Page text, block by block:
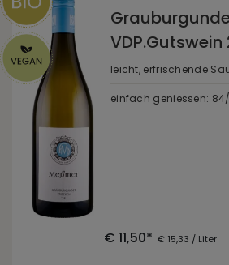
VDP.Gutswein
leicht, erfrischende
einfach geniessen:
€ 11,50* € 15,33 / Liter